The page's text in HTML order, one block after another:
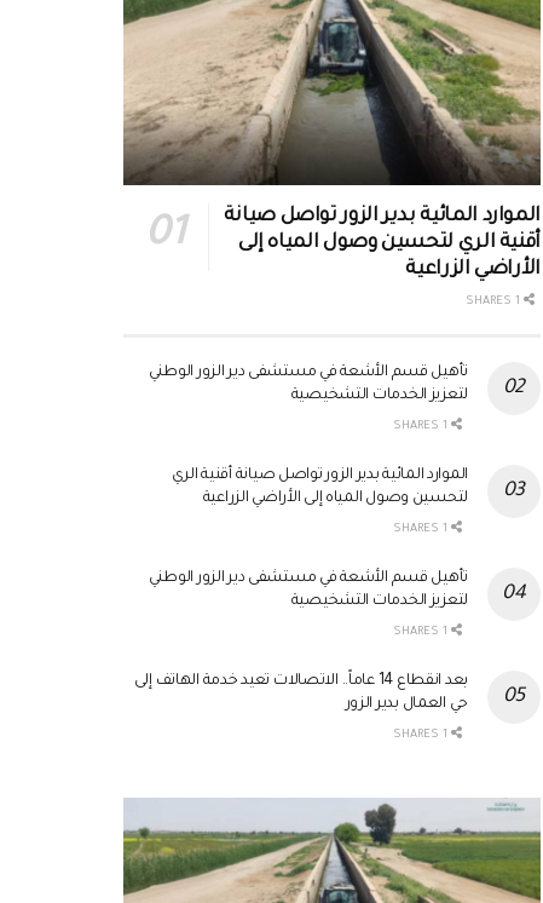
الموارد المائية بدير الزور تواصل صيانة
أقنية الري لتحسين وصول المياه إلى
الأراضي الزراعية
تأهيل قسم الأشعة في مستشفى دير الزور الوطني
لتعزيز الخدمات التشخيصية
الموارد المائية بدير الزور تواصل صيانة أقنية الري
لتحسين وصول المياه إلى الأراضي الزراعية
تأهيل قسم الأشعة في مستشفى دير الزور الوطني
لتعزيز الخدمات التشخيصية
بعد انقطاع 14 عاماً.. الاتصالات تعيد خدمة الهاتف إلى
حي العمال بدير الزور